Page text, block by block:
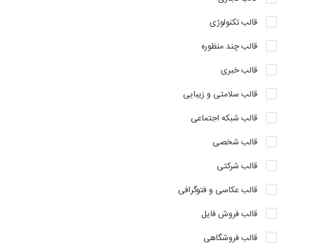
قالب تکنولوژی
قالب چند منظوره
قالب خبری
قالب سلامتی و زیبایی
قالب شبکه اجتماعی
قالب شخصی
قالب شرکتی
قالب عکاسی و فتوگرافی
قالب فروش فایل
قالب فروشگاهی